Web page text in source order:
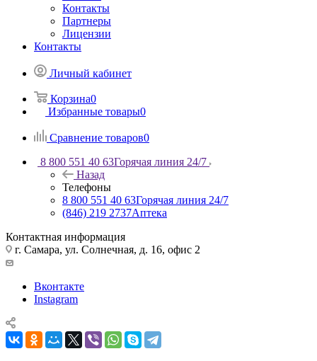
Контакты
Партнеры
Лицензии
Контакты
Личный кабинет
Корзина0
Избранные товары0
Сравнение товаров0
8 800 551 40 63Горячая линия 24/7
Назад
Телефоны
8 800 551 40 63Горячая линия 24/7
(846) 219 2737Аптека
Контактная информация
г. Самара, ул. Солнечная, д. 16, офис 2
Вконтакте
Instagram